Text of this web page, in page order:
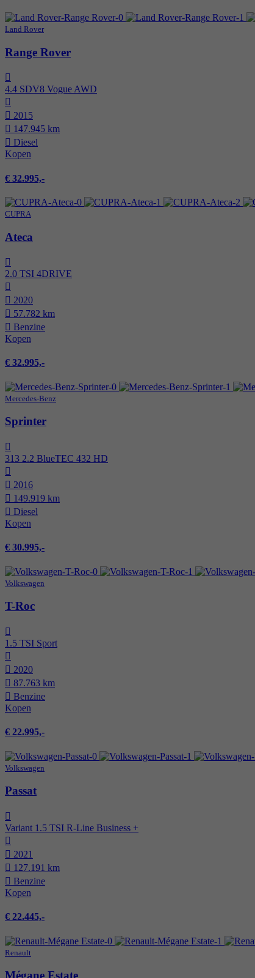
Land Rover
Range Rover
4.4 SDV8 Vogue AWD
2015
147.945 km
Diesel
Kopen
€ 32.995,-
CUPRA
Ateca
2.0 TSI 4DRIVE
2020
57.782 km
Benzine
Kopen
€ 32.995,-
Mercedes-Benz
Sprinter
313 2.2 BlueTEC 432 HD
2016
149.919 km
Diesel
Kopen
€ 30.995,-
Volkswagen
T-Roc
1.5 TSI Sport
2020
87.763 km
Benzine
Kopen
€ 22.995,-
Volkswagen
Passat
Variant 1.5 TSI R-Line Business +
2021
127.191 km
Benzine
Kopen
€ 22.445,-
Renault